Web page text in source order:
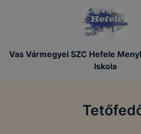
Vas Vármegyei SZC Hefele
Iskola